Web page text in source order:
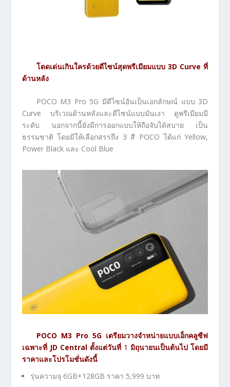
โดดเด่นเกินใครด้วยดีไซน์สุดพรีเมียมแบบ 3D Curve ที่
ด้านหลัง
POCO M3 Pro 5G มีดีไซน์อันเป็นเอกลักษณ์ แบบ 3D
Curve บริเวณด้านหลังและดีไซน์แบบมันเงา ดูพรีเมียมมี
ระดับ นอกจากนี้ยังมีการออกแบบให้ถือจับได้สบาย เป็น
ธรรมชาติ โดยมีให้เลือกสรรถึง 3 สี POCO ได้แก่ Yellow,
Power Black และ Cool Blue
POCO M3 Pro 5G เตรียมวางจำหน่ายแบบเอ็กคลูซีฟ
เฉพาะที่ JD Central ตั้งแต่วันที่ 1 มิถุนายนเป็นต้นไป โดยมี
ราคาและโปรโมชั่นดังนี้
รุ่นความจุ 6GB+128GB ราคา 5,999 บาท